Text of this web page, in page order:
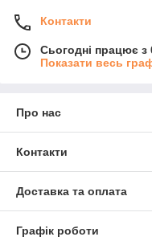
Контакти
Сьогодні працює з
Показати весь
Про нас
Контакти
Доставка та оплата
Графік роботи